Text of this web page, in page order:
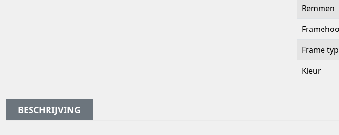
Remmen
Frame
Kleur
BESCHRIJVING